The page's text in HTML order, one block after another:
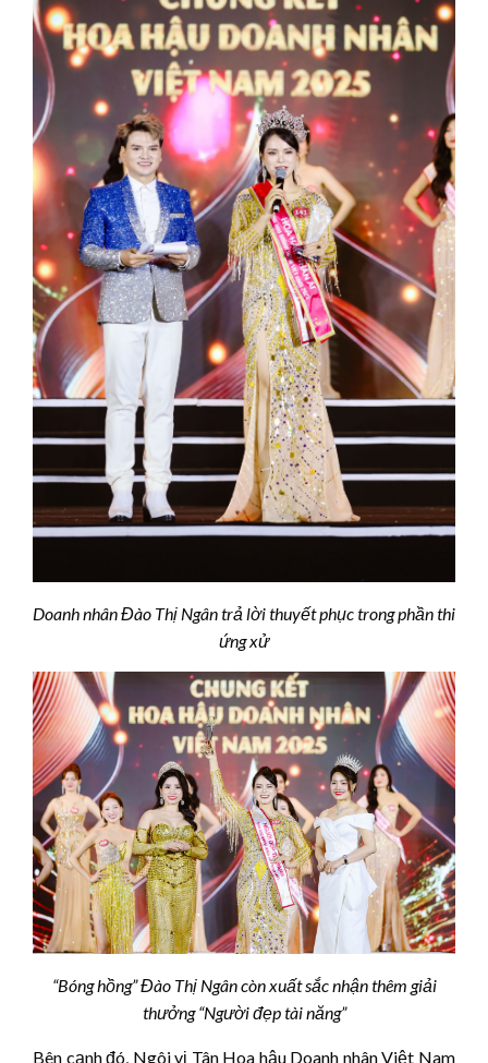
Doanh nhân Đào Thị Ngân trả lời thuyết phục trong phần thi
ứng xử
“Bóng hồng” Đào Thị Ngân còn xuất sắc nhận thêm giải
thưởng “Người đẹp tài năng”
Bên cạnh đó, Ngôi vị Tân Hoa hậu Doanh nhân Việt Nam